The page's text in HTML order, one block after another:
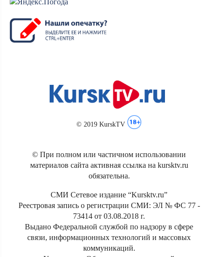
© 2019 KurskTV
© При полном или частичном использовании
материалов сайта активная ссылка на kursktv.ru
обязательна.
СМИ Сетевое издание “Kursktv.ru”
Реестровая запись о регистрации СМИ: ЭЛ № ФС 77 -
73414 от 03.08.2018 г.
Выдано Федеральной службой по надзору в сфере
связи, информационных технологий и массовых
коммуникаций.